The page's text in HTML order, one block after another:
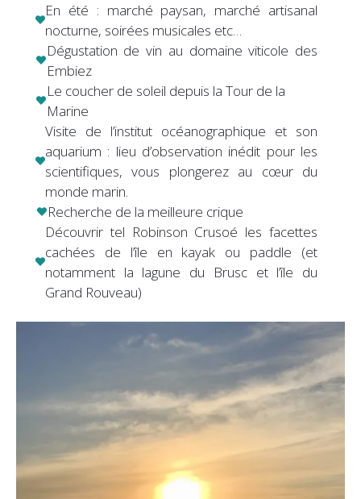
En été : marché paysan, marché artisanal
nocturne, soirées musicales etc…
Dégustation de vin au domaine viticole des
Embiez
Le coucher de soleil depuis la Tour de la
Marine
Visite de l’institut océanographique et son
aquarium : lieu d’observation inédit pour les
scientifiques, vous plongerez au cœur du
monde marin.
Recherche de la meilleure crique
Découvrir tel Robinson Crusoé les facettes
cachées de l’île en kayak ou paddle (et
notamment la lagune du Brusc et l’île du
Grand Rouveau)